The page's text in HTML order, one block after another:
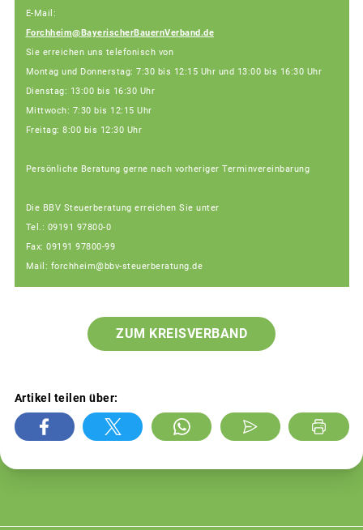
E-Mail:
Forchheim@BayerischerBauernVerband.de
Sie erreichen uns telefonisch von
Montag und Donnerstag: 7:30 bis 12:15 Uhr und 13:00 bis 16:30 Uhr
Dienstag: 13:00 bis 16:30 Uhr
Mittwoch: 7:30 bis 12:15 Uhr
Freitag: 8:00 bis 12:30 Uhr
Persönliche Beratung gerne nach vorheriger Terminvereinbarung
Die BBV Steuerberatung erreichen Sie unter
Tel.: 09191 97800-0
Fax: 09191 97800-99
Mail: forchheim@bbv-steuerberatung.de
ZUM KREISVERBAND
Artikel teilen über: